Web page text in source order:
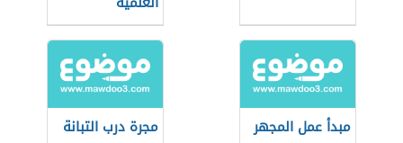
مبدأ عمل المجهر
مجرة درب التبانة